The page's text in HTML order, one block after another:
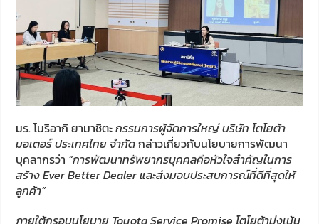
มร. โนริอากิ ยามาชิตะกรรมการผู้จัดการใหญ่ บริษัท โตโยต้า
มอเตอร์ ประเทศไทย จำกัดกล่าวเกี่ยวกับนโยบายการพัฒนา
บุคลากรว่า “การพัฒนาทรัพยากรบุคคลคือหัวใจสำคัญในการ
สร้าง Ever Better Dealer และส่งมอบประสบการณ์ที่ดีที่สุดให้
ลูกค้า”